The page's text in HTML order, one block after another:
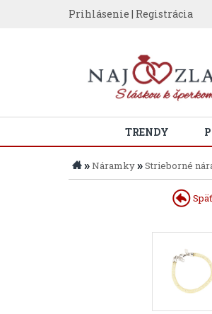
Prihlásenie | Registrácia
TRENDY
»Náramky»Strieborné
Späť